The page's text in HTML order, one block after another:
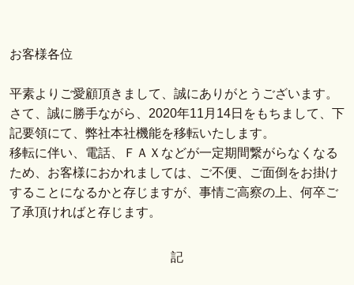
お客様各位
平素よりご愛顧頂きまして、誠にありがとうございます。
さて、誠に勝手ながら、2020年11月14日をもちまして、下
記要領にて、弊社本社機能を移転いたします。
移転に伴い、電話、ＦＡＸなどが一定期間繋がらなくなる
ため、お客様におかれましては、ご不便、ご面倒をお掛け
することになるかと存じますが、事情ご高察の上、何卒ご
了承頂ければと存じます。
記